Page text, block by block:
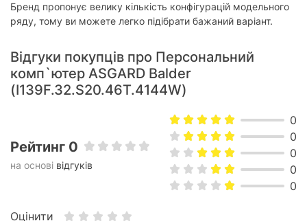
Бренд пропонує велику кількість конфігурацій модельного
ряду, тому ви можете легко підібрати бажаний варіант.
Відгуки покупців про Персональний
комп`ютер ASGARD Balder
(I139F.32.S20.46T.4144W)
Рейтинг 0
на основі відгуків
0
0
0
0
0
Оцінити